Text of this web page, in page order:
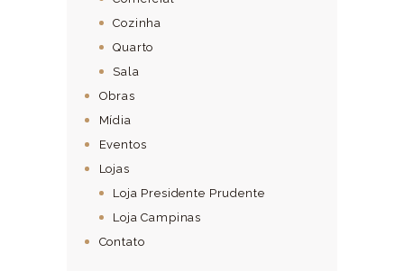
Cozinha
Quarto
Sala
Obras
Mídia
Eventos
Lojas
Loja Presidente Prudente
Loja Campinas
Contato